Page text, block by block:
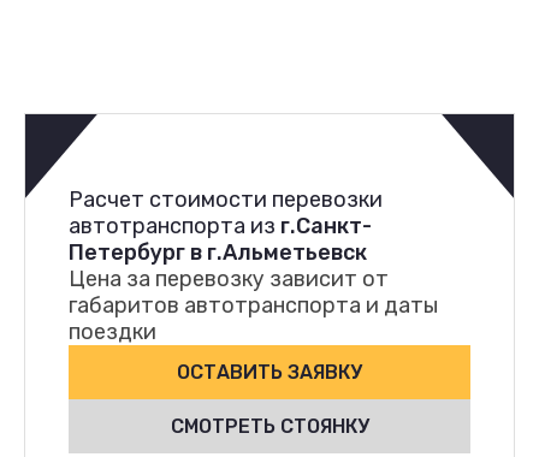
Расчет стоимости перевозки
автотранспорта из г.Санкт-
Петербург в г.Альметьевск
Цена за перевозку зависит от
габаритов автотранспорта и даты
поездки
ОСТАВИТЬ ЗАЯВКУ
СМОТРЕТЬ СТОЯНКУ